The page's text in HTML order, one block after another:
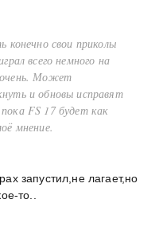
свои приколы
всего немного на
очень. Может
и обновы исправят
FS 17 будет как
мнение.
запустил,не лагает,но
то..